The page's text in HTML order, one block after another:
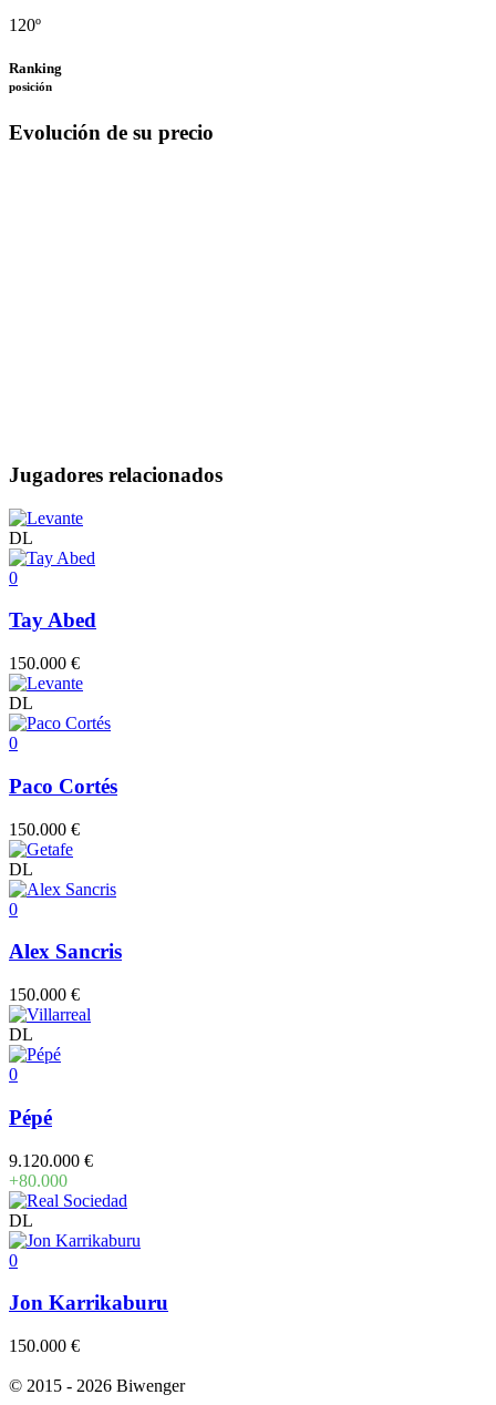
120º
Ranking
posición
Evolución de su precio
Jugadores relacionados
DL
0
Tay Abed
150.000 €
DL
0
Paco Cortés
150.000 €
DL
0
Alex Sancris
150.000 €
DL
0
Pépé
9.120.000 €
+80.000
DL
0
Jon Karrikaburu
150.000 €
© 2015 - 2026 Biwenger